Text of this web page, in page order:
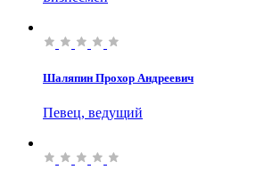
Шаляпин Прохор Андреевич
Певец, ведущий